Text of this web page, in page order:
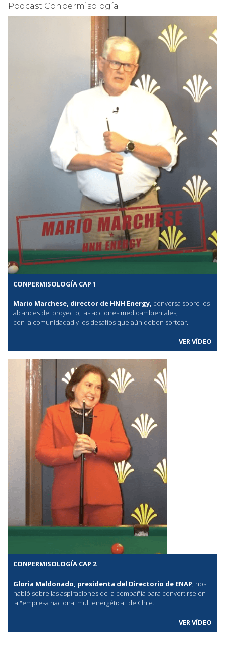
Podcast Conpermisología
CONPERMISOLOGÍA CAP 1
Mario Marchese, director de HNH Energy, conversa sobre los
alcances del proyecto, las acciones medioambientales,
con la comunidadad y los desafíos que aún deben sortear.
VER VÍDEO
CONPERMISOLOGÍA CAP 2
Gloria Maldonado, presidenta del Directorio de ENAP, nos
habló sobre las aspiraciones de la compañía para convertirse en
la "empresa nacional multienergética" de Chile.
VER VÍDEO